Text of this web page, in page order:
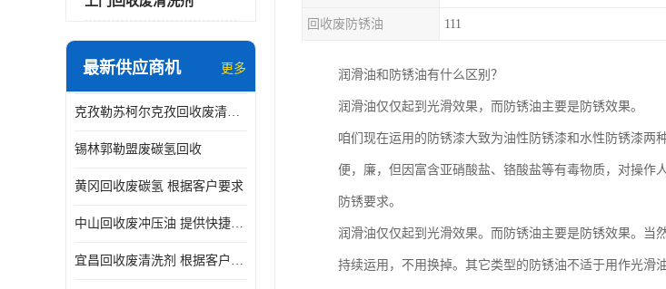
最新供应商机 更多
克孜勒苏柯尔克孜回收废清洗剂
锡林郭勒盟废碳氢回收
黄冈回收废碳氢 根据客户要求
中山回收废冲压油 提供快捷上门处理
宜昌回收废清洗剂 根据客户要求
回收废防锈油 111
润滑油和防锈油有什么区别？
润滑油仅仅起到光滑效果，而防锈油主要是防锈效果。
咱们现在运用的防锈漆大致为油性防锈漆和水性防锈漆两
便，廉，但因富含亚硝酸盐、铬酸盐等有毒物质，对操作
防锈要求。
润滑油仅仅起到光滑效果。而防锈油主要是防锈效果。当
持续运用，不用换掉。其它类型的防锈油不适于用作光滑油